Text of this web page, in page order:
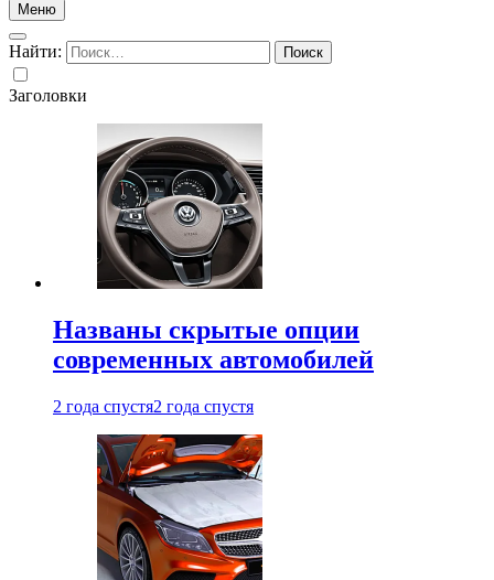
Меню
Найти:
Заголовки
Названы скрытые опции
современных автомобилей
2 года спустя2 года спустя